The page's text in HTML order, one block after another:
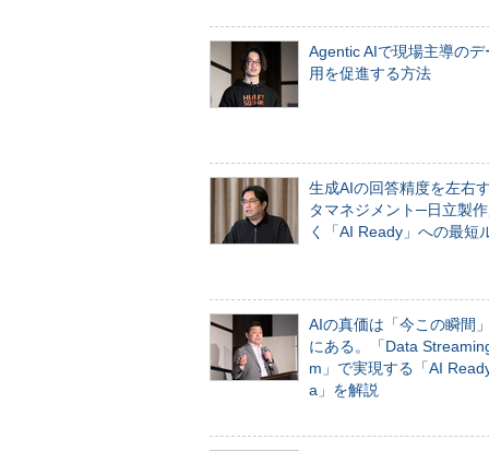
Agentic AIで現場主導のデ
用を促進する方法
生成AIの回答精度を左右
タマネジメント─日立製
く「AI Ready」への最短
AIの真価は「今この瞬間
にある。「Data
m」で実現する「AI
a」を解説